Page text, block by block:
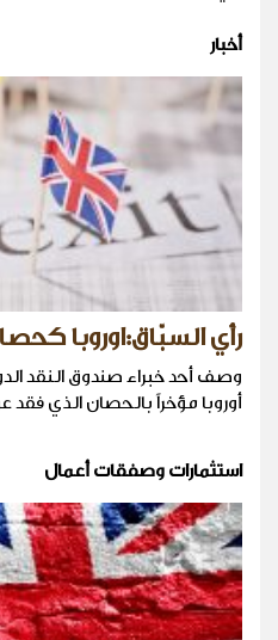
أخبار
رأي السبّاق:اوروبا
وصف أحد خبراء صندوق النقد
أوروبا مؤخراً بالحصان الذي فقد
استثمارات وصفقات أعمال